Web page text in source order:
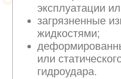
эксплуатации
загрязненные
жидкостями;
или
гидроудара.